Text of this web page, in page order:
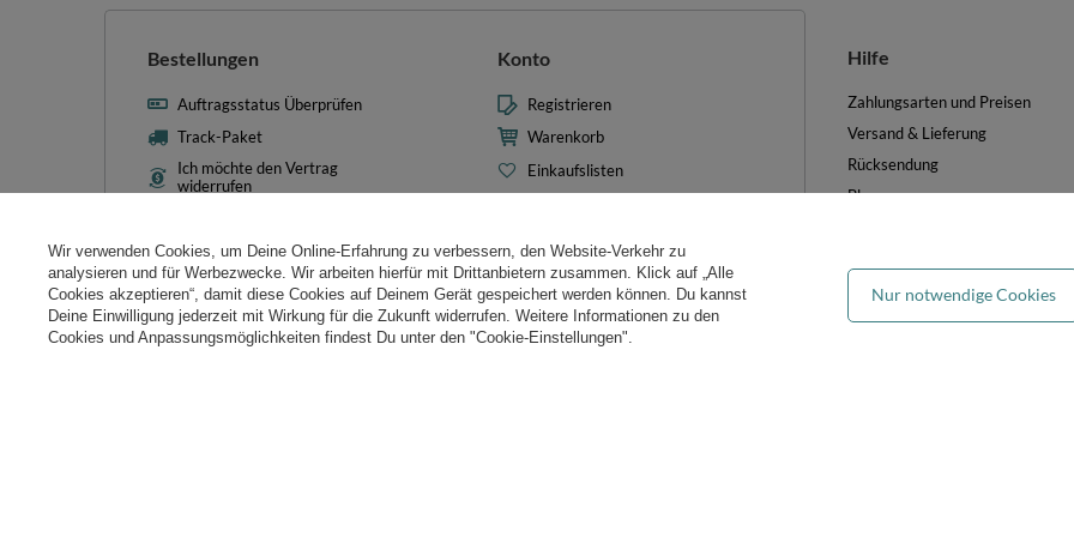
Bestellungen
Auftragsstatus Überprüfen
Track-Paket
Ich möchte den Vertrag
widerrufen
Konto
Registrieren
Warenkorb
Einkaufslisten
Newsletter
Cookies verwalten
Hilfe
Zahlungsarten und Preisen
Versand & Lieferung
Rücksendung
Blog
Wir verwenden Cookies, um Deine Online-Erfahrung zu verbessern, den Website-Verkehr zu
analysieren und für Werbezwecke. Wir arbeiten hierfür mit Drittanbietern zusammen. Klick auf „Alle
Cookies akzeptieren“, damit diese Cookies auf Deinem Gerät gespeichert werden können. Du kannst
Deine Einwilligung jederzeit mit Wirkung für die Zukunft widerrufen. Weitere Informationen zu den
Cookies und Anpassungsmöglichkeiten findest Du unter den "Cookie-Einstellungen".
Nur notwendige Cookies